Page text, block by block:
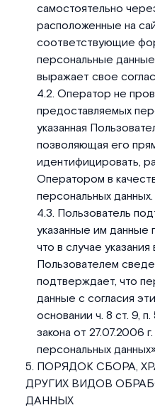
самостоятельно
расположенные на
соответствующие
персональные
выражает свое
Оператор не
предоставляемых
указанная
позволяющая его
идентифицировать,
Оператором в
персональных данных.
Пользователь
указанные им данные
что в случае
Пользователем
подтверждает, что
данные с согласия
основании ч. 8 ст. 9,
закона от 27.07.2006
персональных
ПОРЯДОК СБОРА,
ДРУГИХ ВИДОВ
ДАННЫХ